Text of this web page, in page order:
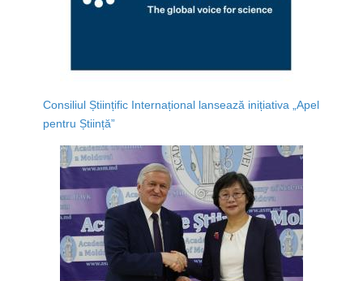
Consiliul Științific Internațional lansează inițiativa „Apel
pentru Știință”